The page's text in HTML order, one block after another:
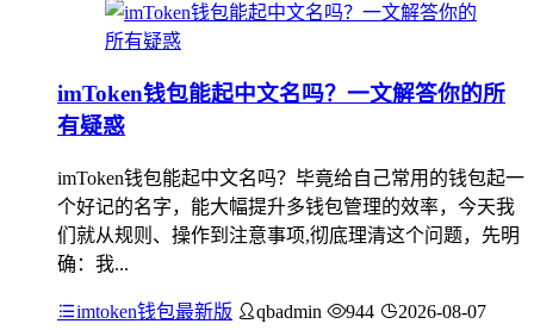
imToken钱包能起中文名吗？一文解答你的所
有疑惑
imToken钱包能起中文名吗？毕竟给自己常用的钱包起一
个好记的名字，能大幅提升多钱包管理的效率，今天我
们就从规则、操作到注意事项,彻底理清这个问题，先明
确：我...
imtoken钱包最新版 qbadmin 944 2026-08-07